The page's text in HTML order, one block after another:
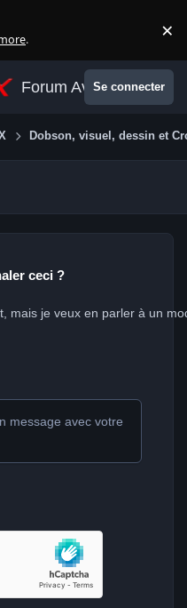
. ×
Forum AvexSe connecter
Dobson, visuel, dessin et
ceci ?
message avec votre